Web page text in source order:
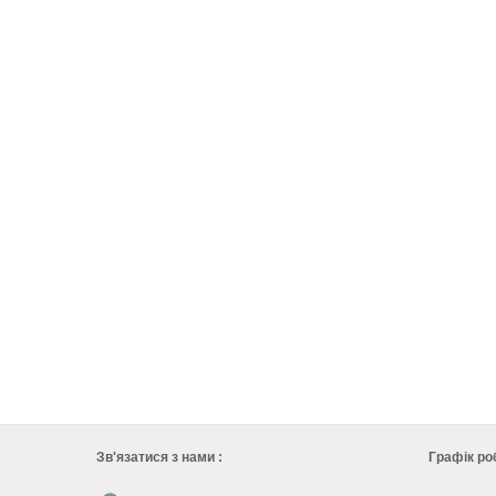
Зв'язатися з нами : Графік